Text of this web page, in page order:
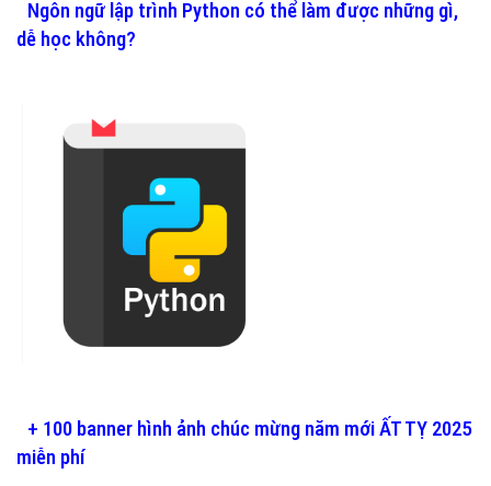
Ngôn ngữ lập trình Python có thể làm được những gì,
dễ học không?
+ 100 banner hình ảnh chúc mừng năm mới ẤT TỴ 2025
miễn phí